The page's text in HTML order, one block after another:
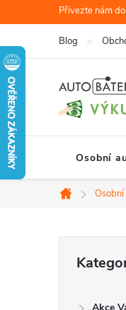
na
obsah
Přivezte nám
Blog
Osobní
Domů
Osobní
kategorie